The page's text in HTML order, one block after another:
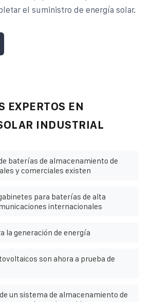
el suministro de energía solar.
EXPERTOS EN
INDUSTRIAL
baterías de almacenamiento de
y comerciales existen
para baterías de alta
internacionales
la generación de energía
son ahora a prueba de
un sistema de almacenamiento de